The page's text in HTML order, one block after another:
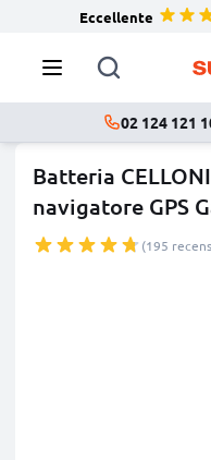
Eccellente
02 124 121
Batteria
navigatore GPS
(195